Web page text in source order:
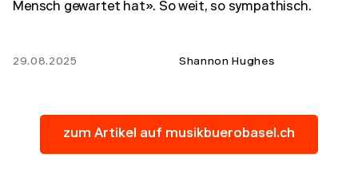
Mensch gewartet hat». So weit, so sympathisch.
29.08.2025 Shannon Hughes
zum Artikel auf musikbuerobasel.ch